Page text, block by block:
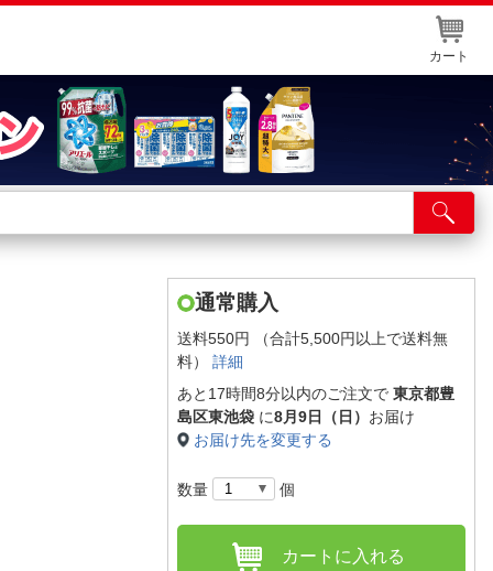
カート
舗サービス
ト取り置き
通常購入
送料550円 （合計5,500円以上で送料無
料） 詳細
あと17時間8分以内のご注文で 東京都豊
島区東池袋 に8月9日（日） お届け
お届け先を変更する
数量 個
カートに入れる